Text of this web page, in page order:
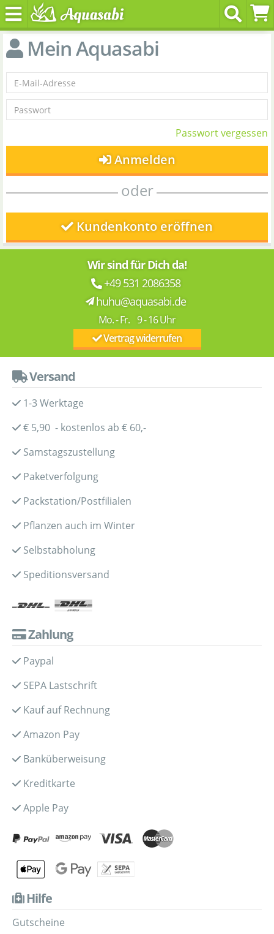
Mein Aquasabi
Passwort vergessen
Anmelden
oder
Kundenkonto eröffnen
Wir sind für Dich da!
+49 531 2086358
huhu@aquasabi.de
Mo. - Fr. 9 - 16 Uhr
Vertrag widerrufen
Versand
1-3 Werktage
€ 5,90 - kostenlos ab € 60,-
Samstagszustellung
Paketverfolgung
Packstation/Postfilialen
Pflanzen auch im Winter
Selbstabholung
Speditionsversand
Zahlung
Paypal
SEPA Lastschrift
Kauf auf Rechnung
Amazon Pay
Banküberweisung
Kreditkarte
Apple Pay
Hilfe
Gutscheine